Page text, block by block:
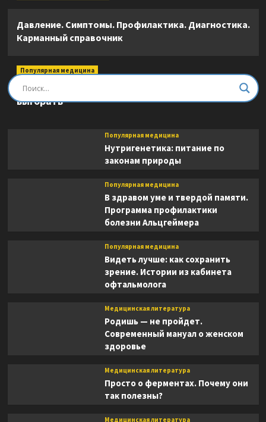
Давление. Симптомы. Профилактика. Диагностика.
Карманный справочник
Популярная медицина
Быть врачом. Как помогать, развиваться и не
выгорать
Популярная медицина
Нутригенетика: питание по
законам природы
Популярная медицина
В здравом уме и твердой памяти.
Программа профилактики
болезни Альцгеймера
Популярная медицина
Видеть лучше: как сохранить
зрение. Истории из кабинета
офтальмолога
Медицинская литература
Родишь — не пройдет.
Современный мануал о женском
здоровье
Медицинская литература
Просто о ферментах. Почему они
так полезны?
Медицинская литература